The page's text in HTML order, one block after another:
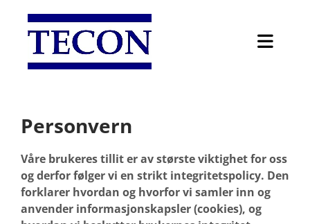
Personvern
Våre brukeres tillit er av største viktighet for oss
og derfor følger vi en strikt integritetspolicy. Den
forklarer hvordan og hvorfor vi samler inn og
anvender informasjonskapsler (cookies), og